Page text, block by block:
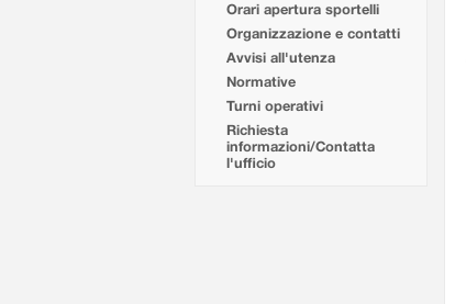
Orari apertura sportelli
Organizzazione e contatti
Avvisi all'utenza
Normative
Turni operativi
Richiesta
informazioni/Contatta
l'ufficio